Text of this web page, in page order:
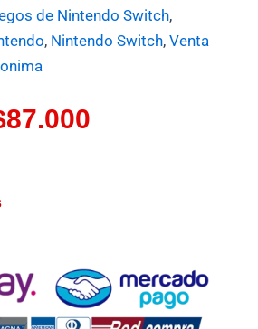
de Nintendo Switch,
, Nintendo Switch, Venta
87.000
$87.000.